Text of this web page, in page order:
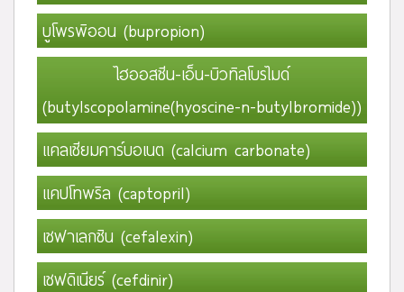
บูโพรพิออน (bupropion)
ไฮออสซีน-เอ็น-บิวทิลโบรไมด์
(butylscopolamine(hyoscine-n-butylbromide))
แคลเซียมคาร์บอเนต (calcium carbonate)
แคปโทพริล (captopril)
เซฟาเลกซิน (cefalexin)
เซฟดิเนียร์ (cefdinir)